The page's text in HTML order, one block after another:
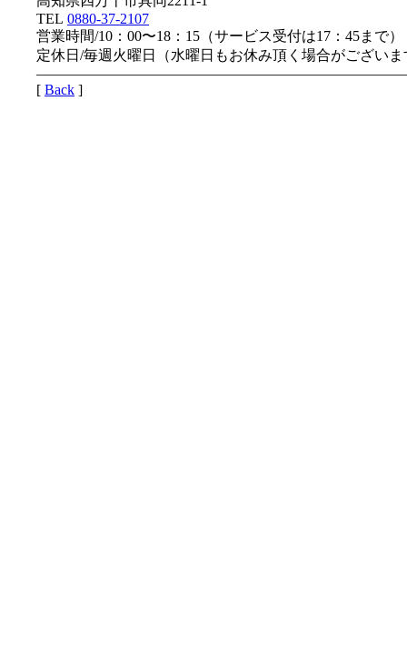
TEL 0880-37-2107
営業時間/10：00〜18：15（サービス受付は17：45まで）
定休日/毎週火曜日（水曜日もお休み頂く場合がございま
[ Back ]